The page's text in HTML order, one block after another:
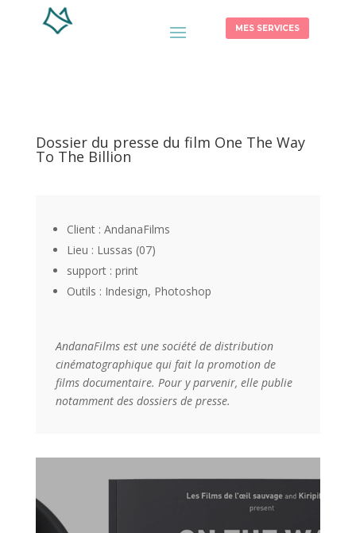
MES SERVICES
Dossier du presse du film One The Way
To The Billion
Client : AndanaFilms
Lieu : Lussas (07)
support : print
Outils : Indesign, Photoshop
AndanaFilms est une société de distribution
cinématographique qui fait la promotion de
films documentaire. Pour y parvenir, elle publie
notamment des dossiers de presse.